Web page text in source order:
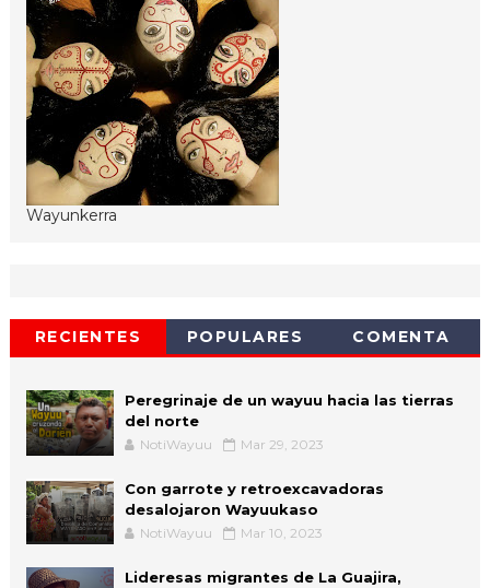
Wayunkerra
RECIENTES POPULARES COMENTA
Peregrinaje de un wayuu hacia las tierras
del norte
NotiWayuu Mar 29, 2023
Con garrote y retroexcavadoras
desalojaron Wayuukaso
NotiWayuu Mar 10, 2023
Lideresas migrantes de La Guajira,